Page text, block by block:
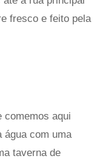
fresco e feito pela
comemos aqui
água com uma
taverna de